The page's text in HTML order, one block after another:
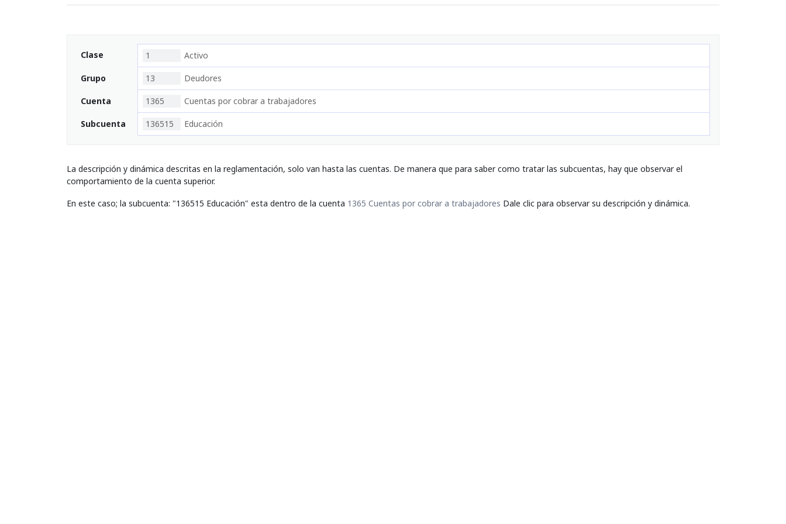
Clase 1 Activo
Grupo 13 Deudores
Cuenta 1365 Cuentas por cobrar a trabajadores
Subcuenta 136515 Educación
La descripción y dinámica descritas en la reglamentación, solo van hasta las cuentas. De manera que para saber como tratar las subcuentas, hay que observar el
comportamiento de la cuenta superior.
En este caso; la subcuenta: "136515 Educación" esta dentro de la cuenta 1365 Cuentas por cobrar a trabajadores Dale clic para observar su descripción y dinámica.